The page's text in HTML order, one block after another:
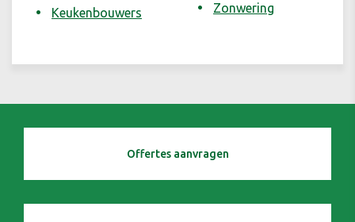
Keukenbouwers
Zonwering
Offertes aanvragen